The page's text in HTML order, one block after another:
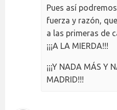
Pues así
fuerza y razón,
a las primeras de
¡¡¡A LA MIERDA!!!
¡¡¡Y NADA MÁS Y
MADRID!!!